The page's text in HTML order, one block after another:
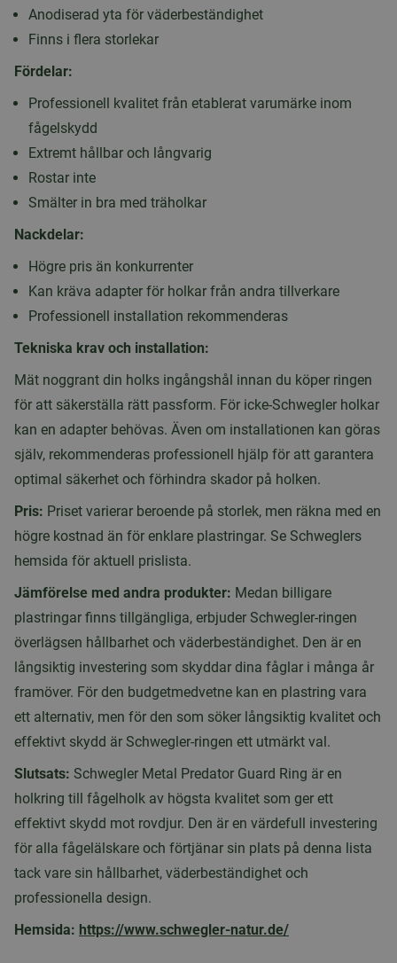
Anodiserad yta för väderbeständighet
Finns i flera storlekar
Fördelar:
Professionell kvalitet från etablerat varumärke inom
fågelskydd
Extremt hållbar och långvarig
Rostar inte
Smälter in bra med träholkar
Nackdelar:
Högre pris än konkurrenter
Kan kräva adapter för holkar från andra tillverkare
Professionell installation rekommenderas
Tekniska krav och installation:
Mät noggrant din holks ingångshål innan du köper ringen
för att säkerställa rätt passform. För icke-Schwegler holkar
kan en adapter behövas. Även om installationen kan göras
själv, rekommenderas professionell hjälp för att garantera
optimal säkerhet och förhindra skador på holken.
Pris: Priset varierar beroende på storlek, men räkna med en
högre kostnad än för enklare plastringar. Se Schweglers
hemsida för aktuell prislista.
Jämförelse med andra produkter: Medan billigare
plastringar finns tillgängliga, erbjuder Schwegler-ringen
överlägsen hållbarhet och väderbeständighet. Den är en
långsiktig investering som skyddar dina fåglar i många år
framöver. För den budgetmedvetne kan en plastring vara
ett alternativ, men för den som söker långsiktig kvalitet och
effektivt skydd är Schwegler-ringen ett utmärkt val.
Slutsats: Schwegler Metal Predator Guard Ring är en
holkring till fågelholk av högsta kvalitet som ger ett
effektivt skydd mot rovdjur. Den är en värdefull investering
för alla fågelälskare och förtjänar sin plats på denna lista
tack vare sin hållbarhet, väderbeständighet och
professionella design.
Hemsida: https://www.schwegler-natur.de/